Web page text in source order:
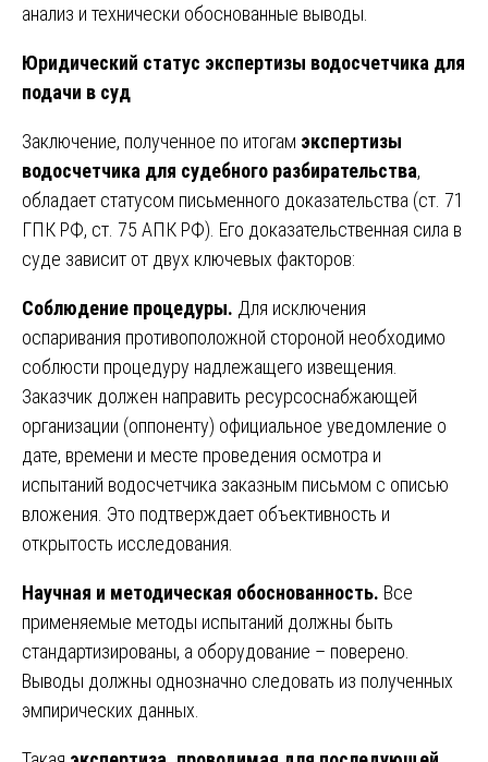
анализ и технически обоснованные выводы.
Юридический статус экспертизы водосчетчика для
подачи в суд
Заключение, полученное по итогам экспертизы
водосчетчика для судебного разбирательства,
обладает статусом письменного доказательства (ст. 71
ГПК РФ, ст. 75 АПК РФ). Его доказательственная сила в
суде зависит от двух ключевых факторов:
Соблюдение процедуры. Для исключения
оспаривания противоположной стороной необходимо
соблюсти процедуру надлежащего извещения.
Заказчик должен направить ресурсоснабжающей
организации (оппоненту) официальное уведомление о
дате, времени и месте проведения осмотра и
испытаний водосчетчика заказным письмом с описью
вложения. Это подтверждает объективность и
открытость исследования.
Научная и методическая обоснованность. Все
применяемые методы испытаний должны быть
стандартизированы, а оборудование – поверено.
Выводы должны однозначно следовать из полученных
эмпирических данных.